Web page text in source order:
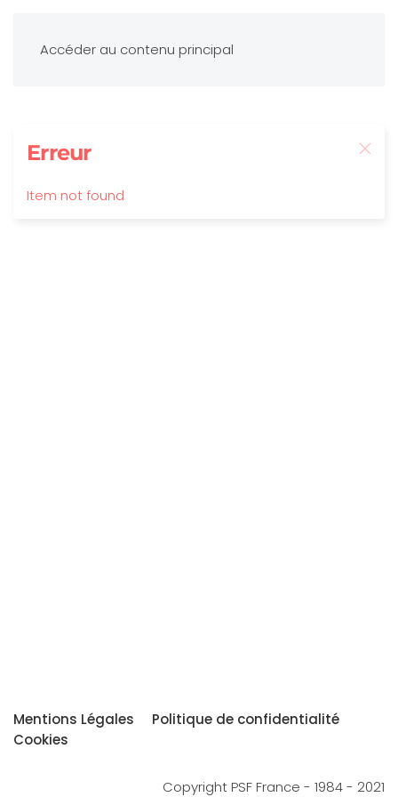
Accéder au contenu principal
Erreur
Item not found
Mentions Légales
Politique de confidentialité
Cookies
Copyright PSF France - 1984 - 2021